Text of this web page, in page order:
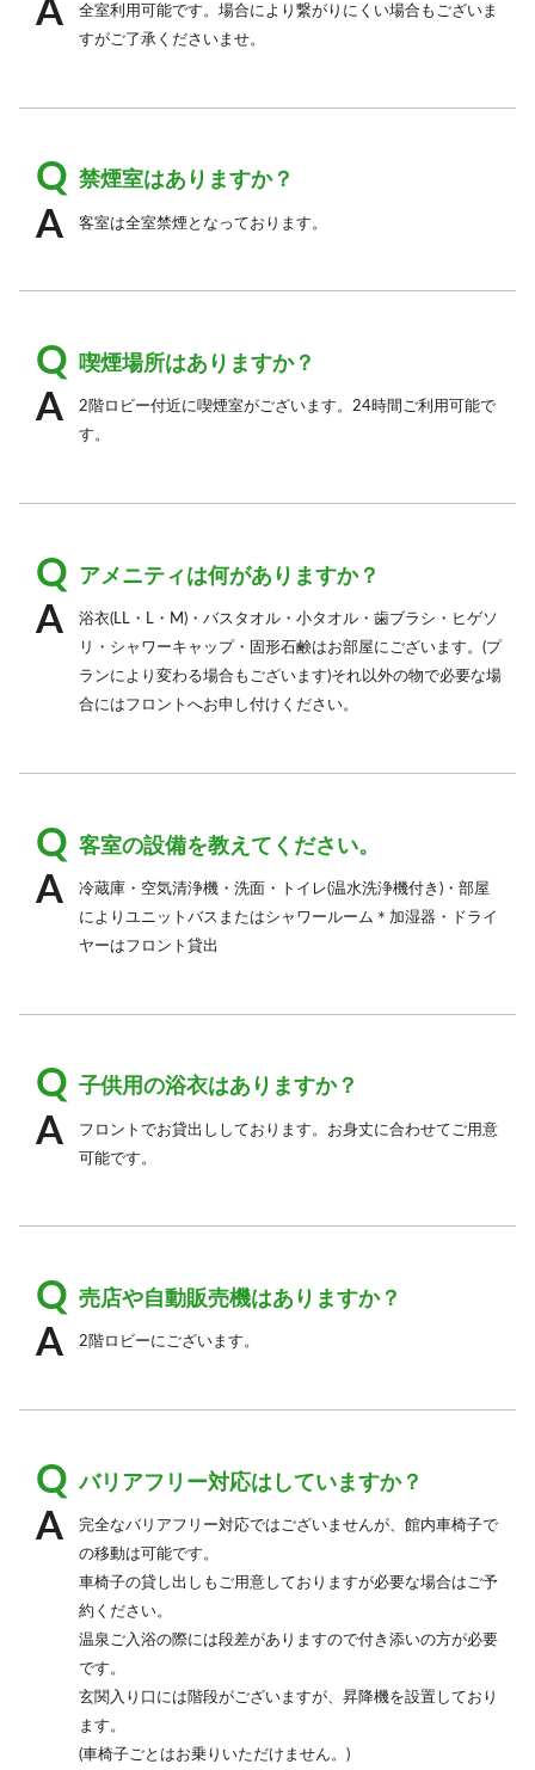
全室利用可能です。場合により繋がりにくい場合もございま
すがご了承くださいませ。
禁煙室はありますか？
客室は全室禁煙となっております。
喫煙場所はありますか？
2階ロビー付近に喫煙室がございます。24時間ご利用可能で
す。
アメニティは何がありますか？
浴衣(LL・L・M)・バスタオル・小タオル・歯ブラシ・ヒゲソ
リ・シャワーキャップ・固形石鹸はお部屋にございます。(プ
ランにより変わる場合もございます)それ以外の物で必要な場
合にはフロントへお申し付けください。
客室の設備を教えてください。
冷蔵庫・空気清浄機・洗面・トイレ(温水洗浄機付き)・部屋
によりユニットバスまたはシャワールーム＊加湿器・ドライ
ヤーはフロント貸出
子供用の浴衣はありますか？
フロントでお貸出ししております。お身丈に合わせてご用意
可能です。
売店や自動販売機はありますか？
2階ロビーにございます。
バリアフリー対応はしていますか？
完全なバリアフリー対応ではございませんが、館内車椅子で
の移動は可能です。
車椅子の貸し出しもご用意しておりますが必要な場合はご予
約ください。
温泉ご入浴の際には段差がありますので付き添いの方が必要
です。
玄関入り口には階段がございますが、昇降機を設置しており
ます。
(車椅子ごとはお乗りいただけません。)